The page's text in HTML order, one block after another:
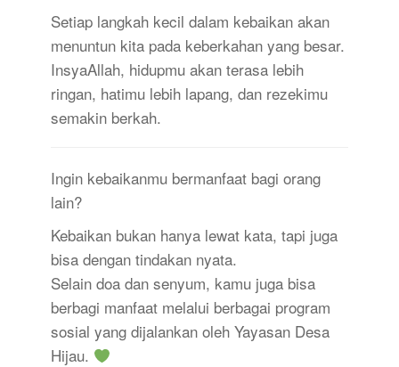
Setiap langkah kecil dalam kebaikan akan
menuntun kita pada keberkahan yang besar.
InsyaAllah, hidupmu akan terasa lebih
ringan, hatimu lebih lapang, dan rezekimu
semakin berkah.
Ingin kebaikanmu bermanfaat bagi orang
lain?
Kebaikan bukan hanya lewat kata, tapi juga
bisa dengan tindakan nyata.
Selain doa dan senyum, kamu juga bisa
berbagi manfaat melalui berbagai program
sosial yang dijalankan oleh Yayasan Desa
Hijau.